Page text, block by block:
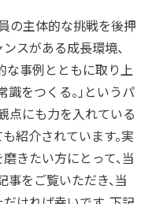
の主体的な挑戦を後押
スがある成長環境、
な事例とともに取り上
識をつくる。」というパ
点にも力を入れている
紹介されています。実
きたい方にとって、当
事をご覧いただき、当